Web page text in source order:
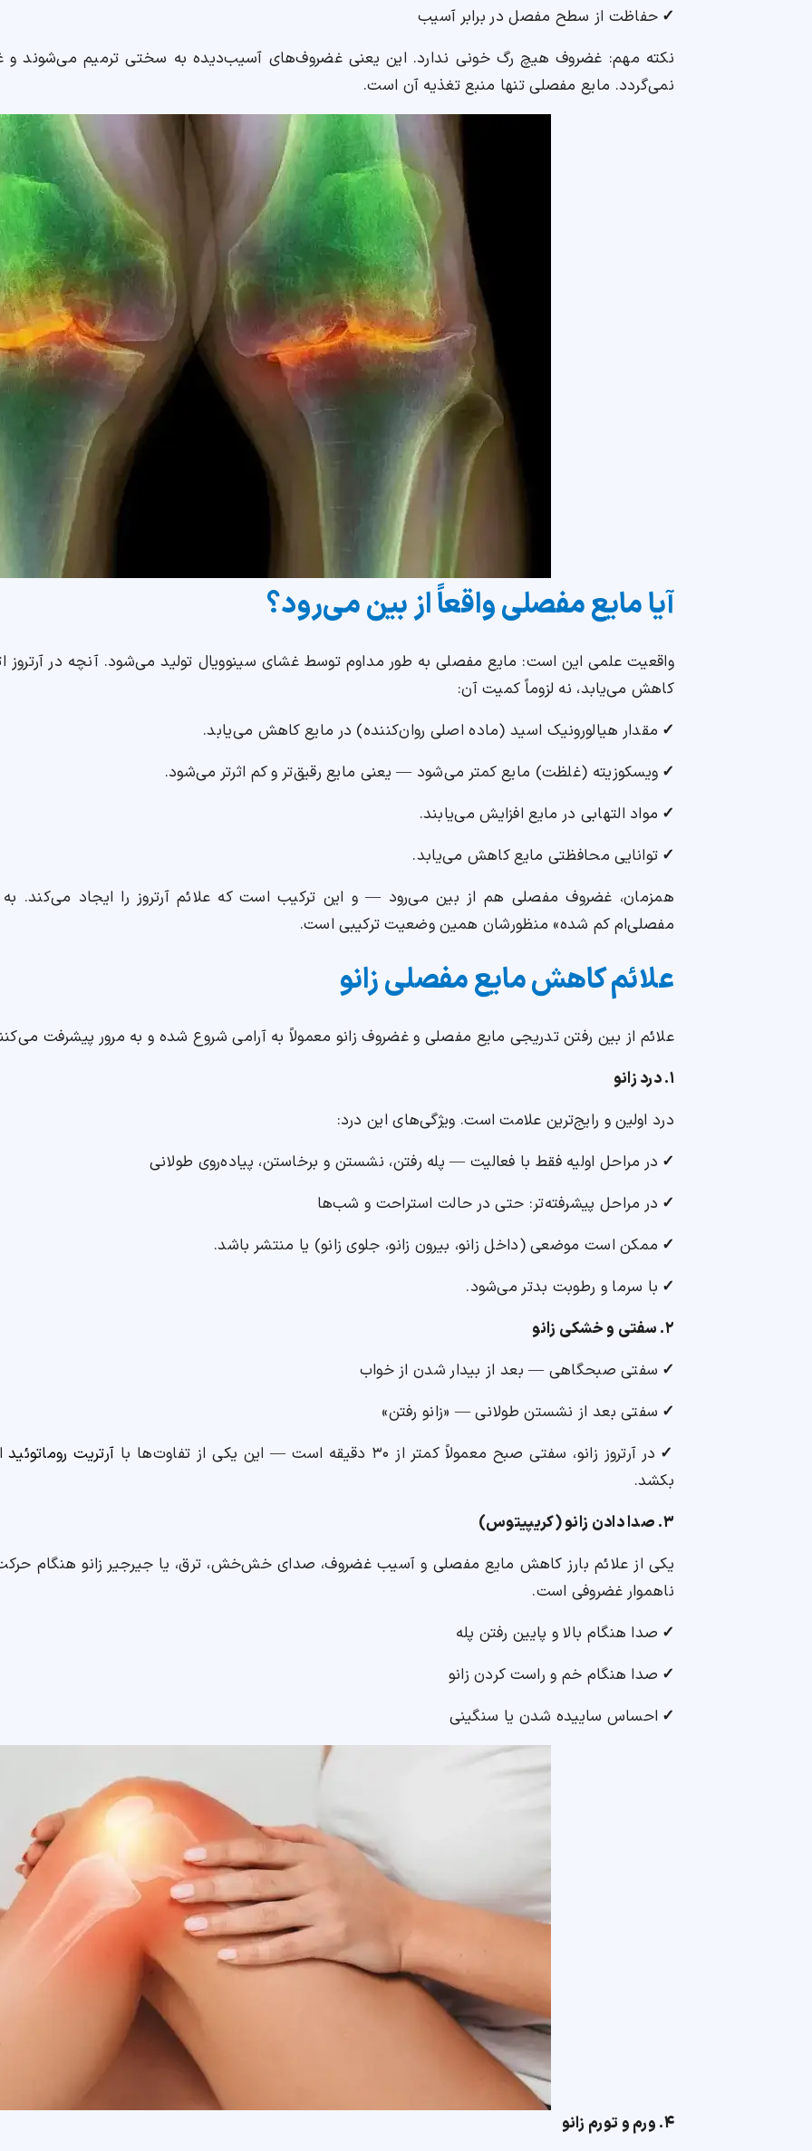
✓ حفاظت از سطح مفصل در برابر آسیب
نکته مهم: غضروف هیچ رگ خونی ندارد. این یعنی غضروف‌های آسیب‌دیده به سختی ترمیم می‌شوند و
نمی‌گردد. مایع مفصلی تنها منبع تغذیه آن است.
آیا مایع مفصلی واقعاً از بین می‌رود؟
واقعیت علمی این است: مایع مفصلی به طور مداوم توسط غشای سینوویال تولید می‌شود. آنچه در آرتروز
کاهش می‌یابد، نه لزوماً کمیت آن:
✓ مقدار هیالورونیک اسید (ماده اصلی روان‌کننده) در مایع کاهش می‌یابد.
✓ ویسکوزیته (غلظت) مایع کمتر می‌شود — یعنی مایع رقیق‌تر و کم‌ اثرتر می‌شود.
✓ مواد التهابی در مایع افزایش می‌یابند.
✓ توانایی محافظتی مایع کاهش می‌یابد.
همزمان، غضروف مفصلی هم از بین می‌رود — و این ترکیب است که علائم آرتروز را ایجاد می‌کند. به
مفصلی‌ام کم شده» منظورشان همین وضعیت ترکیبی است.
علائم کاهش مایع مفصلی زانو
علائم از بین رفتن تدریجی مایع مفصلی و غضروف زانو معمولاً به آرامی شروع شده و به مرور پیشرفت
۱. درد زانو
درد اولین و رایج‌ترین علامت است. ویژگی‌های این درد:
✓ در مراحل اولیه فقط با فعالیت — پله رفتن، نشستن و برخاستن، پیاده‌روی طولانی
✓ در مراحل پیشرفته‌تر: حتی در حالت استراحت و شب‌ها
✓ ممکن است موضعی (داخل زانو، بیرون زانو، جلوی زانو) یا منتشر باشد.
✓ با سرما و رطوبت بدتر می‌شود.
۲. سفتی و خشکی زانو
✓ سفتی صبحگاهی — بعد از بیدار شدن از خواب
✓ سفتی بعد از نشستن طولانی — «زانو رفتن»
✓ در آرتروز زانو، سفتی صبح معمولاً کمتر از ۳۰ دقیقه است — این یکی از تفاوت‌ها با آرتریت روماتوئید
بکشد.
۳. صدا دادن زانو (کریپیتوس)
یکی از علائم بارز کاهش مایع مفصلی و آسیب غضروف، صدای خش‌خش، ترق، یا جیر‌جیر زانو هنگام
ناهموار غضروفی است.
✓ صدا هنگام بالا و پایین رفتن پله
✓ صدا هنگام خم و راست کردن زانو
✓ احساس ساییده شدن یا سنگینی
۴. ورم و تورم زانو